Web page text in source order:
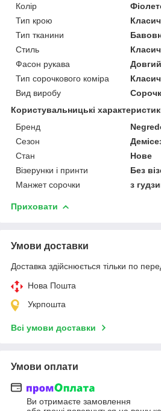
Колір
Тип крою
Тип тканини
Стиль
Фасон рукава
Довгий
Тип сорочкового коміра
Вид виробу
Користувальницькі
Бренд
Сезон
Стан
Нове
Візерунки і принти
Без
Манжет сорочки
з
Приховати
Умови доставки
Доставка здійснюється тільки по
Нова Пошта
Укрпошта
Всі умови доставки
Умови оплати
Ви отримаєте замовлення